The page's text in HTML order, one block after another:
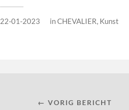
22-01-2023 inCHEVALIER, Kunst
← VORIG BERICHT